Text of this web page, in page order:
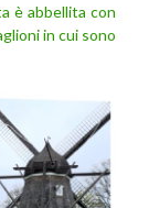
è abbellita con
in cui sono